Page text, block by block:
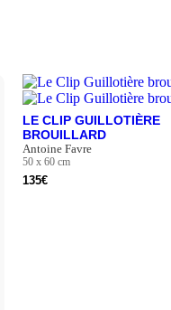
LE CLIP GUILLOTIÈRE
BROUILLARD
Antoine Favre
50 x 60 cm
135€